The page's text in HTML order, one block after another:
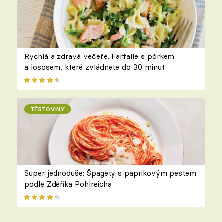
Rychlá a zdravá večeře: Farfalle s pórkem
a lososem, které zvládnete do 30 minut
TĚSTOVINY
Super jednoduše: Špagety s paprikovým pestem
podle Zdeňka Pohlreicha